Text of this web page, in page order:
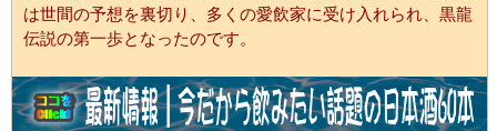
は世間の予想を裏切り、多くの愛飲家に受け入れられ、黒龍
伝説の第一歩となったのです。